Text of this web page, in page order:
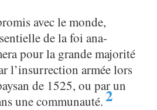
avec le monde,
de la foi ana-
pour la grande majorité
l’insurrection armée lors
de 1525, ou par un
une communauté.2